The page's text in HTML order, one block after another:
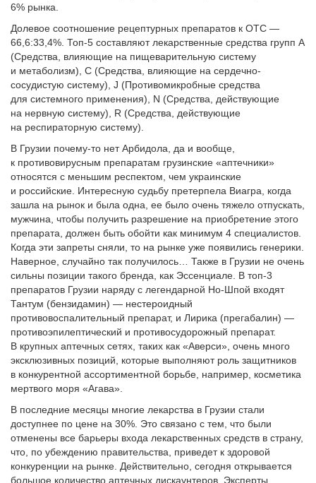
6% рынка.
Долевое соотношение рецептурных препаратов к ОТС —
66,6:33,4%. Топ-5 составляют лекарственные средства групп A
(Средства, влияющие на пищеварительную систему
и метаболизм), C (Средства, влияющие на сердечно-
сосудистую систему), J (Противомикробные средства
для системного применения), N (Средства, действующие
на нервную систему), R (Средства, действующие
на респираторную систему).
В Грузии почему-то нет Арбидола, да и вообще,
к противовирусным препаратам грузинские «аптечники»
относятся с меньшим респектом, чем украинские
и российские. Интересную судьбу претерпела Виагра, когда
зашла на рынок и была одна, ее было очень тяжело отпускать,
мужчина, чтобы получить разрешение на приобретение этого
препарата, должен быть обойти как минимум 4 специалистов.
Когда эти запреты сняли, то на рынке уже появились генерики.
Наверное, случайно так получилось… Также в Грузии не очень
сильны позиции такого бренда, как Эссенциале. В топ-3
препаратов Грузии наряду с легендарной Но-Шпой входят
Тантум (бензидамин) — нестероидный
противовоспалительный препарат, и Лирика (прегабалин) —
противоэпилептический и противосудорожный препарат.
В крупных аптечных сетях, таких как «Аверси», очень много
эксклюзивных позиций, которые выполняют роль защитников
в конкурентной ассортиментной борьбе, например, косметика
мертвого моря «Агава».
В последние месяцы многие лекарства в Грузии стали
доступнее по цене на 30%. Это связано с тем, что были
отменены все барьеры входа лекарственных средств в страну,
что, по убеждению правительства, приведет к здоровой
конкуренции на рынке. Действительно, сегодня открывается
большое количество аптечных дискаунтеров. Эксперты